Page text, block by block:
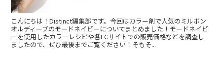
こんにちは！Distinct編集部です。今回はカラー剤で人気のミルボン
オルディーブのモードネイビーについてまとめました！モードネイビ
ーを使用したカラーレシピや各ECサイトでの販売価格などを調査し
ましたので、ぜひ最後までご覧ください！そもそ...